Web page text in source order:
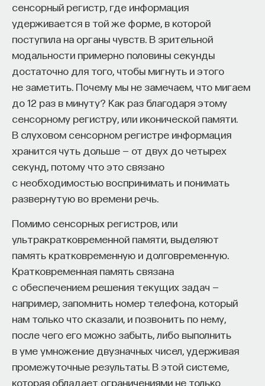
сенсорный регистр, где информация
удерживается в той же форме, в которой
поступила на органы чувств. В зрительной
модальности примерно половины секунды
достаточно для того, чтобы мигнуть и этого
не заметить. Почему мы не замечаем, что мигаем
до 12 раз в минуту? Как раз благодаря этому
сенсорному регистру, или иконической памяти.
В слуховом сенсорном регистре информация
хранится чуть дольше — от двух до четырех
секунд, потому что это связано
с необходимостью воспринимать и понимать
развернутую во времени речь.
Помимо сенсорных регистров, или
ультракратковременной памяти, выделяют
память кратковременную и долговременную.
Кратковременная память связана
с обеспечением решения текущих задач —
например, запомнить номер телефона, который
нам только что сказали, и позвонить по нему,
после чего его можно забыть, либо выполнить
в уме умножение двузначных чисел, удерживая
промежуточные результаты. В этой системе,
которая обладает ограничениями не только